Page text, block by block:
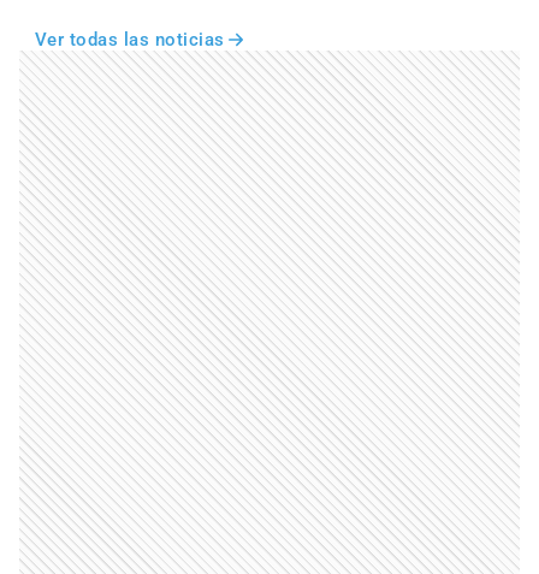
Ver todas las noticias